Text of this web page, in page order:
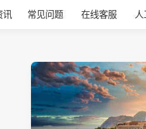
讯 常见问题 在线客服